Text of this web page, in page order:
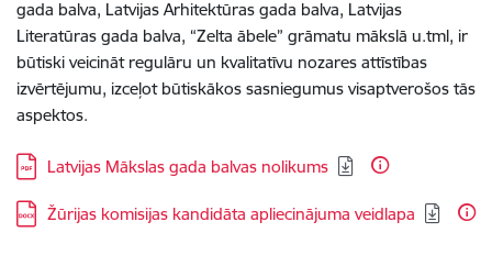
gada balva, Latvijas Arhitektūras gada balva, Latvijas
Literatūras gada balva, “Zelta ābele” grāmatu mākslā u.tml, ir
būtiski veicināt regulāru un kvalitatīvu nozares attīstības
izvērtējumu, izceļot būtiskākos sasniegumus visaptverošos tās
aspektos.
Lejupielādēt:
Latvijas Mākslas gada balvas nolikums
Lejupielādēt:
Žūrijas komisijas kandidāta apliecinājuma veidlapa